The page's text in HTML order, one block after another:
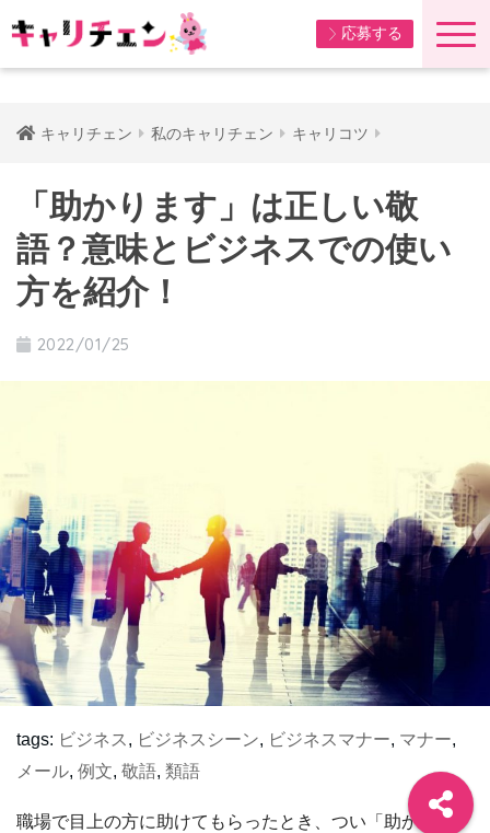
応募する
キャリチェン 私のキャリチェン キャリコツ
「助かります」は正しい敬
語？意味とビジネスでの使い
方を紹介！
2022/01/25
tags: ビジネス , ビジネスシーン, ビジネスマナー, マナー,
メール, 例文, 敬語, 類語
職場で目上の方に助けてもらったとき、つい「助かりま